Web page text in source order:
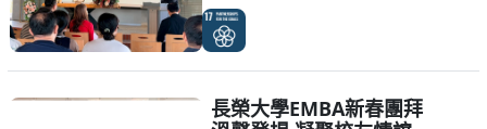
長榮大學EMBA新春團拜